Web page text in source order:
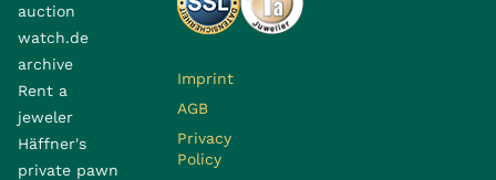
auction
watch.de
archive
Rent a
jeweler
Häffner's
private pawn
Imprint
AGB
Privacy
Policy